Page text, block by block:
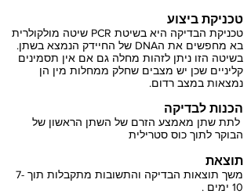
טכניקת ביצוע
טכניקת הבדיקה היא בשיטת PCR שיטה מולקולרית
בא מחפשים את הDNA של החיידק הנמצא בשתן.
בשיטה הזו ניתן לזהות מחלה גם אם אין תסמינים
קליניים שכן יש מצבים שחלק ממחלות מין הן
נמצאות במצב רדום.
הכנות לבדיקה
לתת שתן מאמצע הזרם של השתן הראשון של
הבוקר לתוך כוס סטרילית
תוצאת
משך תוצאות הבדיקה והתשובות מתקבלות תוך 7-
10 ימים .